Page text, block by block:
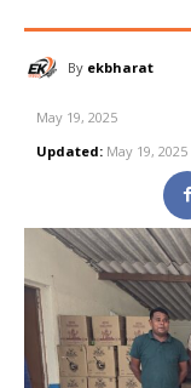
By ekbharat
May 19, 2025
Updated: May 19, 2025